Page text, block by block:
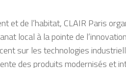
et de l’habitat, CLAIR Paris
local à la pointe de
sur les technologies
des produits modernisés et